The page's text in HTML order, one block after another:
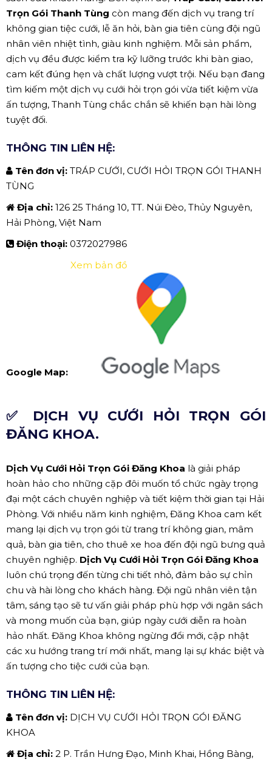
Trọn Gói Thanh Tùng còn mang đến dịch vụ trang trí
không gian tiệc cưới, lễ ăn hỏi, bàn gia tiên cùng đội ngũ
nhân viên nhiệt tình, giàu kinh nghiệm. Mỗi sản phẩm,
dịch vụ đều được kiểm tra kỹ lưỡng trước khi bàn giao,
cam kết đúng hẹn và chất lượng vượt trội. Nếu bạn đang
tìm kiếm một dịch vụ cưới hỏi trọn gói vừa tiết kiệm vừa
ấn tượng, Thanh Tùng chắc chắn sẽ khiến bạn hài lòng
tuyệt đối.
THÔNG TIN LIÊN HỆ:
Tên đơn vị: TRÁP CƯỚI, CƯỚI HỎI TRỌN GÓI THANH
TÙNG
Địa chỉ: 126 25 Tháng 10, TT. Núi Đèo, Thủy Nguyên,
Hải Phòng, Việt Nam
Điện thoại: 0372027986
Google Map:
Xem bản đồ
✅ DỊCH VỤ CƯỚI HỎI TRỌN GÓI
ĐĂNG KHOA.
Dịch Vụ Cưới Hỏi Trọn Gói Đăng Khoa là giải pháp
hoàn hảo cho những cặp đôi muốn tổ chức ngày trọng
đại một cách chuyên nghiệp và tiết kiệm thời gian tại Hải
Phòng. Với nhiều năm kinh nghiệm, Đăng Khoa cam kết
mang lại dịch vụ trọn gói từ trang trí không gian, mâm
quả, bàn gia tiên, cho thuê xe hoa đến đội ngũ bưng quả
chuyên nghiệp. Dịch Vụ Cưới Hỏi Trọn Gói Đăng Khoa
luôn chú trọng đến từng chi tiết nhỏ, đảm bảo sự chỉn
chu và hài lòng cho khách hàng. Đội ngũ nhân viên tận
tâm, sáng tạo sẽ tư vấn giải pháp phù hợp với ngân sách
và mong muốn của bạn, giúp ngày cưới diễn ra hoàn
hảo nhất. Đăng Khoa không ngừng đổi mới, cập nhật
các xu hướng trang trí mới nhất, mang lại sự khác biệt và
ấn tượng cho tiệc cưới của bạn.
THÔNG TIN LIÊN HỆ:
Tên đơn vị: DỊCH VỤ CƯỚI HỎI TRỌN GÓI ĐĂNG
KHOA
Địa chỉ: 2 P. Trần Hưng Đạo, Minh Khai, Hồng Bàng,